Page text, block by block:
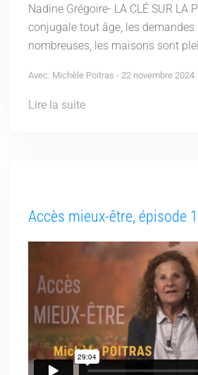
Nadine Grégoire- LA CLÉ SUR LA
conjugale tout âge, les
nombreuses, les maisons sont
Avec: Michèle Poitras - 22 novembre 2024
Lire la suite
Accès mieux-être, épisode